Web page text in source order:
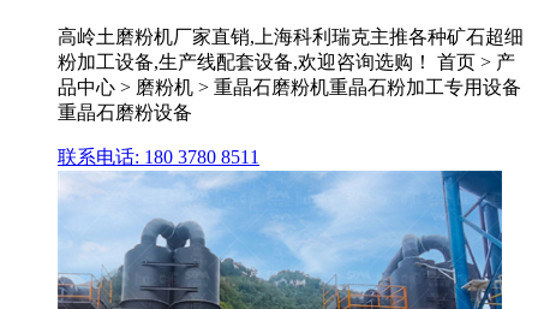
高岭土磨粉机厂家直销,上海科利瑞克主推各种矿石超细
粉加工设备,生产线配套设备,欢迎咨询选购！ 首页 > 产
品中心 > 磨粉机 > 重晶石磨粉机重晶石粉加工专用设备
重晶石磨粉设备
联系电话: 180 3780 8511